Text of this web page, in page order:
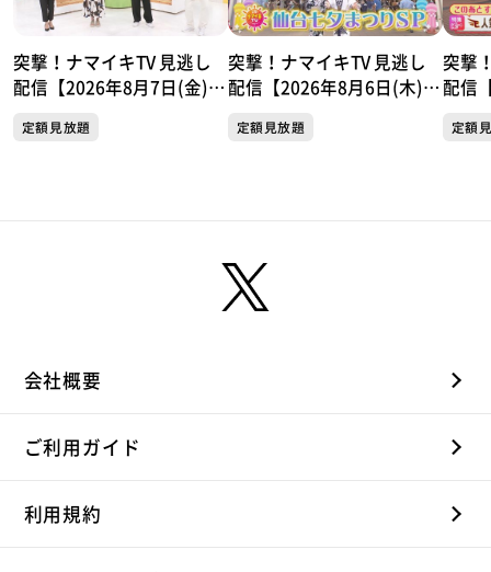
突撃！ナマイキTV 見逃し
配信【2026年8月7日(金)放
定額見放題
突撃！ナマイキTV 見逃し
配信【2026年8月6日(木)放
定額見放題
突撃
配信
定額
会社概要
ご利用ガイド
利用規約